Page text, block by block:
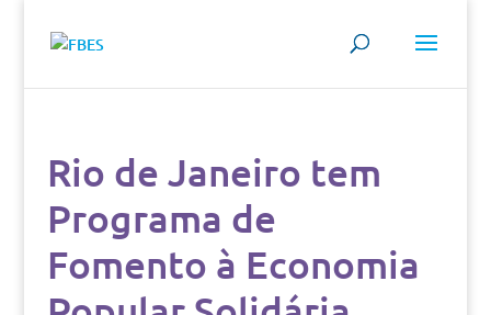
Rio de Janeiro tem
Programa de
Fomento à Economia